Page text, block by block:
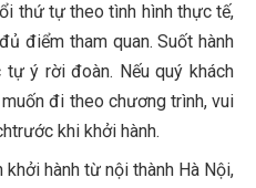
thứ tự theo tình hình thực tế,
điểm tham quan. Suốt hành
ý rời đoàn. Nếu quý khách
đi theo chương trình, vui
khi khởi hành.
hành từ nội thành Hà Nội,